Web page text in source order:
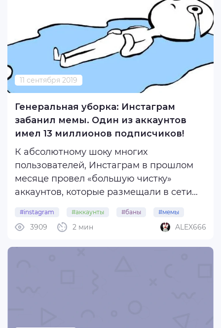
активировать рекламные аккаунты,
11 сентября 2019
Генеральная уборка: Инстаграм
забанил мемы. Один из аккаунтов
имел 13 миллионов подписчиков!
К абсолютному шоку многих
пользователей, Инстаграм в прошлом
месяце провел «большую чистку»
аккаунтов, которые размещали в сети
аккаунтов, многие из которых имели
армию поклонников в 10 миллионов и
больше, были удалены без какого-либо
#instagram #аккаунты #баны #мемы
#чистка 2 мин
3909 ALEX666